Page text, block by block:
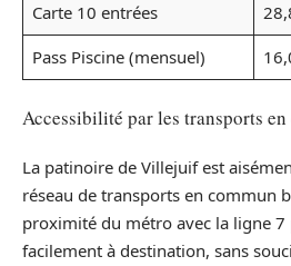
Carte 10 entrées
Pass Piscine (mensuel)
Accessibilité par les transports en
La patinoire de Villejuif est
réseau de transports en commun
proximité du métro avec la ligne 7
facilement à destination, sans